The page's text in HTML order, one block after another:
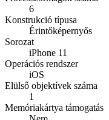
6
Konstrukció típusa
Érintőképernyős
Sorozat
iPhone 11
Operációs rendszer
iOS
Elülső objektívek száma
1
Memóriakártya támogatás